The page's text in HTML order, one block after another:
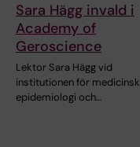
Sara Hägg invald i
Academy of
Geroscience
Lektor Sara Hägg vid
institutionen för medicinsk
epidemiologi och…